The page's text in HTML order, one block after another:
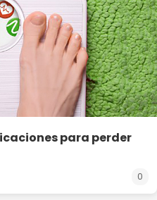
para perder
0